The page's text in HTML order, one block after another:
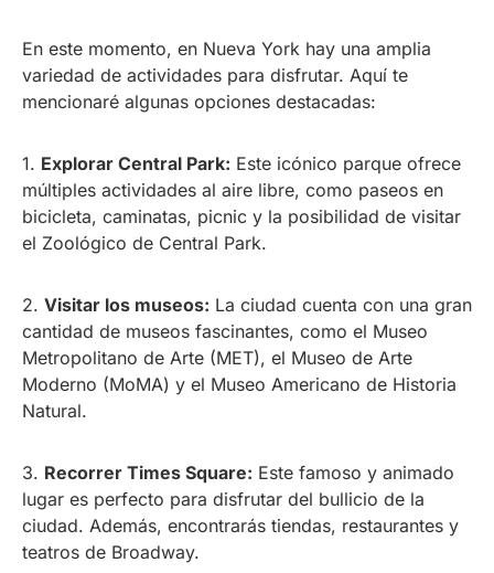
En este momento, en Nueva York hay una amplia
variedad de actividades para disfrutar. Aquí te
mencionaré algunas opciones destacadas:
1. Explorar Central Park: Este icónico parque ofrece
múltiples actividades al aire libre, como paseos en
bicicleta, caminatas, picnic y la posibilidad de visitar
el Zoológico de Central Park.
2. Visitar los museos: La ciudad cuenta con una gran
cantidad de museos fascinantes, como el Museo
Metropolitano de Arte (MET), el Museo de Arte
Moderno (MoMA) y el Museo Americano de Historia
Natural.
3. Recorrer Times Square: Este famoso y animado
lugar es perfecto para disfrutar del bullicio de la
ciudad. Además, encontrarás tiendas, restaurantes y
teatros de Broadway.